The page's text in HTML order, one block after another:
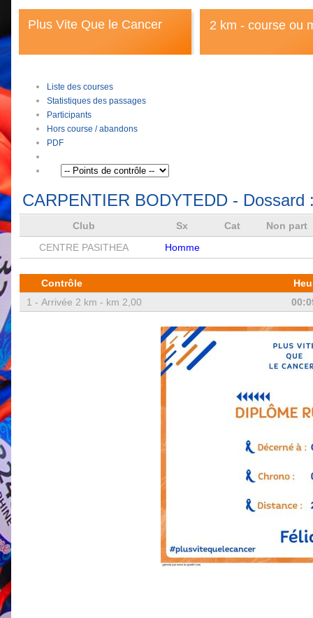
Plus Vite Que le Cancer 2 km - course ou
Liste des courses
Statistiques des passages
Participants
Hors course / abandons
PDF
CARPENTIER BODYTEDD- Dossard
Club Sx Cat
Non part
CENTRE PASITHEA
Homme
Contrôle
1 - Arrivée 2 km - km 2,00